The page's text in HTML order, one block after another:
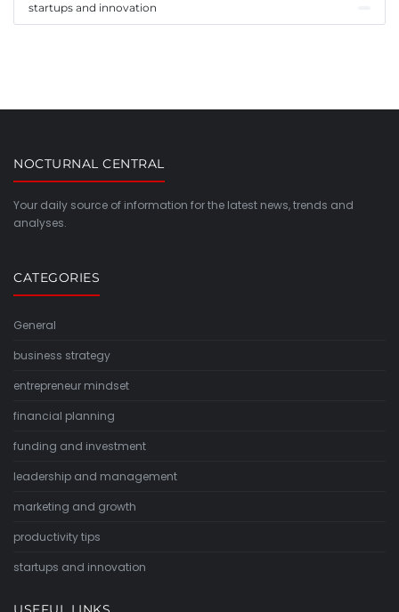
startups and innovation
NOCTURNAL CENTRAL
Your daily source of information for the latest news, trends and
analyses.
CATEGORIES
General
business strategy
entrepreneur mindset
financial planning
funding and investment
leadership and management
marketing and growth
productivity tips
startups and innovation